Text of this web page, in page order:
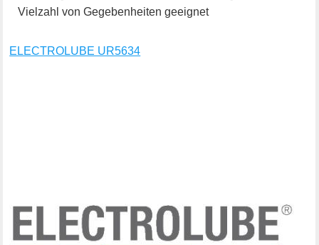
Vielzahl von Gegebenheiten geeignet
ELECTROLUBE UR5634